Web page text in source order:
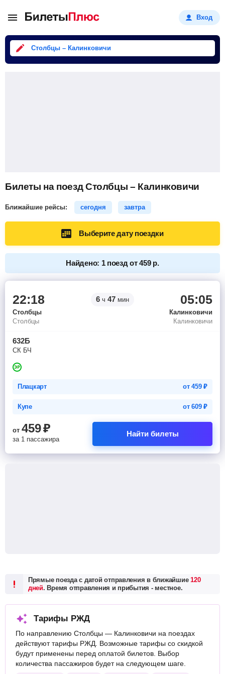
Вход
Столбцы – Калинковичи
Билеты на поезд Столбцы – Калинковичи
Ближайшие рейсы: сегодня завтра
Выберите дату поездки
Найдено: 1 поезд от 459 р.
22:18 6 ч 47 мин 05:05
Столбцы
Калинковичи
Столбцы
Калинковичи
632Б
СК БЧ
Плацкарт от459₽
Купе от609₽
от 459₽
за 1 пассажира
Найти билеты
Прямые поезда с датой отправления в ближайшие120
дней. Время отправления и прибытия - местное.
Тарифы РЖД
По направлению Столбцы — Калинковичи на поездах
действуют тарифы РЖД. Возможные тарифы со скидкой
будут применены перед оплатой билетов. Выбор
количества пассажиров будет на следующем шаге.